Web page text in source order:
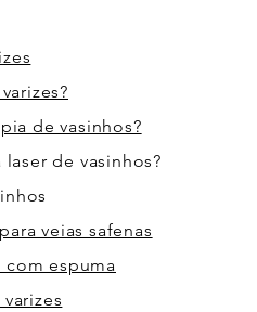
de vasinhos?
de vasinhos?
veias safenas
espuma